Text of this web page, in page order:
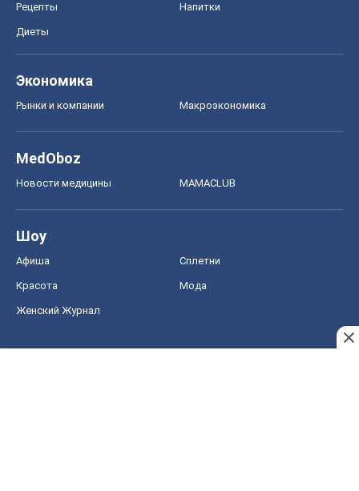
Рецепты Напитки
Диеты
Экономика
Рынки и компании Mакроэкономика
MedOboz
Новости медицины MAMACLUB
Шоу
Афиша Сплетни
Красота Мода
Женский Журнал